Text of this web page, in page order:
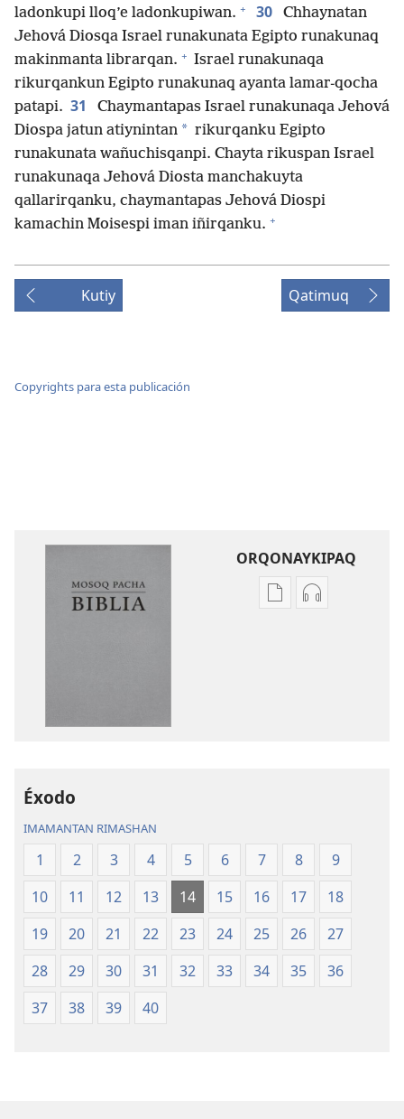
ladonkupi lloq’e ladonkupiwan. + 30
Chhaynatan
Jehová Diosqa Israel runakunata Egipto runakunaq
makinmanta librarqan. + Israel runakunaqa
rikurqankun Egipto runakunaq ayanta lamar-qocha
patapi. 31
Chaymantapas Israel runakunaqa Jehová
Diospa jatun atiynintan * rikurqanku Egipto
runakunata wañuchisqanpi. Chayta rikuspan Israel
runakunaqa Jehová Diosta manchakuyta
qallarirqanku, chaymantapas Jehová Diospi
kamachin Moisespi iman iñirqanku. +
Kutiy Qatimuq
Copyrights para esta publicación
ORQONAYKIPAQ
Kaypi Kaypin
Éxodo
IMAMANTAN RIMASHAN
1 2 3 4 5 6 7 8
9
10
11 12 13 14 15 16 17
18
19
20 21 22 23 24 25 26
27
28
29 30 31 32 33 34 35
36
37
38 39 40